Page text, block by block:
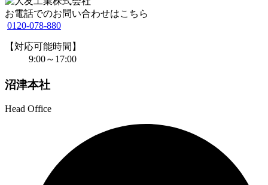
お電話でのお問い合わせはこちら
0120-078-880
【対応可能時間】
9:00～17:00
沼津本社
Head Office